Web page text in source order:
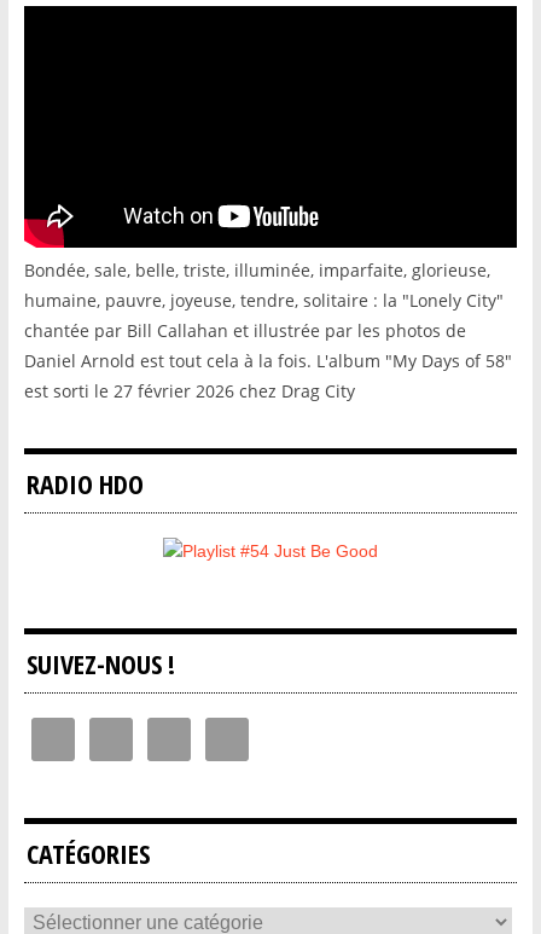
Bondée, sale, belle, triste, illuminée, imparfaite, glorieuse,
humaine, pauvre, joyeuse, tendre, solitaire : la "Lonely City"
chantée par Bill Callahan et illustrée par les photos de
Daniel Arnold est tout cela à la fois. L'album "My Days of 58"
est sorti le 27 février 2026 chez Drag City
RADIO HDO
SUIVEZ-NOUS !
CATÉGORIES